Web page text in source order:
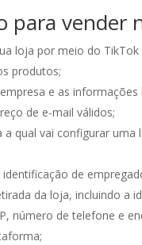
para vender
loja por meio do
produtos;
e as informações
de e-mail válidos;
qual vai configurar
de
da loja, incluindo a
número de telefone e